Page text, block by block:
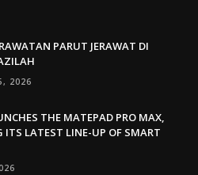
PARUT JERAWAT DI
2026
THE MATEPAD PRO MAX,
ITS LATEST LINE-UP OF SMART